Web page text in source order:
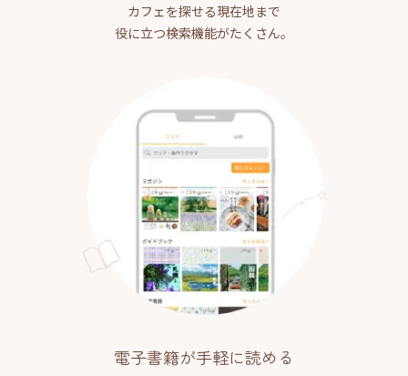
カフェを探せる現在地まで
役に立つ検索機能がたくさん。
電子書籍が手軽に読める